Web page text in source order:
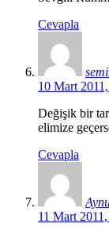
Cevapla
10 Mart
Değişik bir
elimize
Cevapla
11 Mart